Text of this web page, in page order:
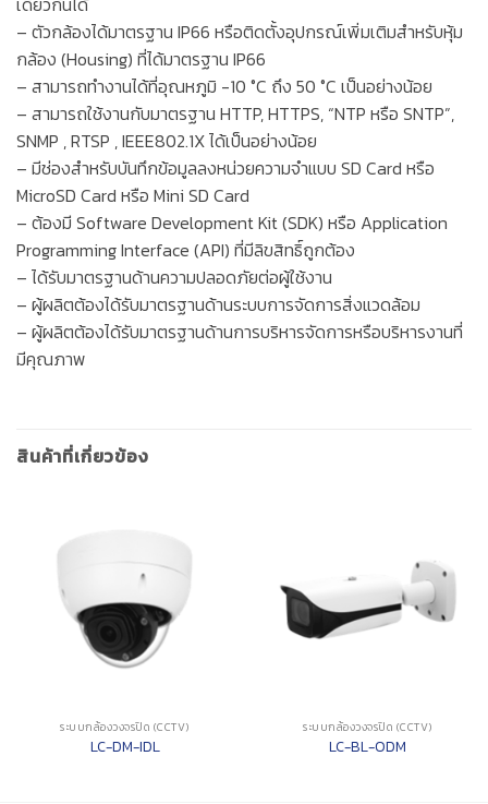
– ตัวกล้องได้มาตรฐาน IP66 หรือติดตั้งอุปกรณ์เพิ่มเติมสำหรับหุ้ม
กล้อง (Housing) ที่ได้มาตรฐาน IP66
– สามารถทำงานได้ที่อุณหภูมิ -10 °C ถึง 50 °C เป็นอย่างน้อย
– สามารถใช้งานกับมาตรฐาน HTTP, HTTPS, “NTP หรือ SNTP”,
SNMP , RTSP , IEEE802.1X ได้เป็นอย่างน้อย
– มีช่องสำหรับบันทึกข้อมูลลงหน่วยความจำแบบ SD Card หรือ
MicroSD Card หรือ Mini SD Card
– ต้องมี Software Development Kit (SDK) หรือ Application
Programming Interface (API) ที่มีลิขสิทธิ์ถูกต้อง
– ได้รับมาตรฐานด้านความปลอดภัยต่อผู้ใช้งาน
– ผู้ผลิตต้องได้รับมาตรฐานด้านระบบการจัดการสิ่งแวดล้อม
– ผู้ผลิตต้องได้รับมาตรฐานด้านการบริหารจัดการหรือบริหารงานที่
มีคุณภาพ
สินค้าที่เกี่ยวข้อง
ระบบกล้องวงจรปิด (CCTV)
LC-DM-IDL
ระบบกล้องวงจรปิด (CCTV)
LC-BL-ODM